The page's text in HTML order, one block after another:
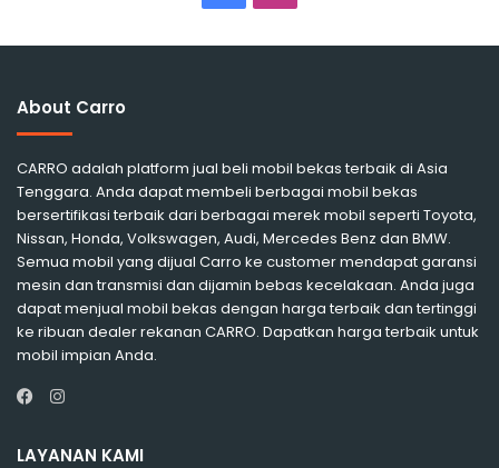
About Carro
CARRO adalah platform jual beli mobil bekas terbaik di Asia
Tenggara. Anda dapat membeli berbagai mobil bekas
bersertifikasi terbaik dari berbagai merek mobil seperti Toyota,
Nissan, Honda, Volkswagen, Audi, Mercedes Benz dan BMW.
Semua mobil yang dijual Carro ke customer mendapat garansi
mesin dan transmisi dan dijamin bebas kecelakaan. Anda juga
dapat menjual mobil bekas dengan harga terbaik dan tertinggi
ke ribuan dealer rekanan CARRO. Dapatkan harga terbaik untuk
mobil impian Anda.
Instagram
LAYANAN KAMI